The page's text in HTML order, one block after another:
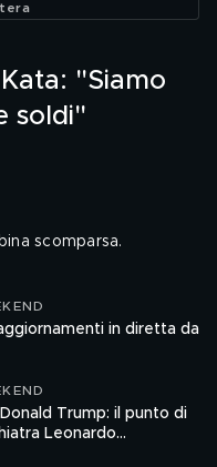
"Siamo
soldi"
scomparsa.
in diretta da
Trump: il punto di
Leonardo